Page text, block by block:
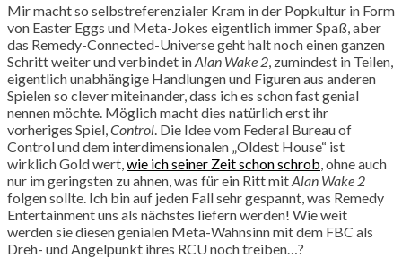
Mir macht so selbstreferenzialer Kram in der Popkultur in Form
von Easter Eggs und Meta-Jokes eigentlich immer Spaß, aber
das Remedy-Connected-Universe geht halt noch einen ganzen
Schritt weiter und verbindet inAlan Wake 2 , zumindest in Teilen,
eigentlich unabhängige Handlungen und Figuren aus anderen
Spielen so clever miteinander, dass ich es schon fast genial
nennen möchte. Möglich macht dies natürlich erst ihr
vorheriges Spiel, Control . Die Idee vom Federal Bureau of
Control und dem interdimensionalen „Oldest House“ ist
wirklich Gold wert, wie ich seiner Zeit schon schrob , ohne auch
nur im geringsten zu ahnen, was für ein Ritt mitAlan Wake 2
folgen sollte. Ich bin auf jeden Fall sehr gespannt, was Remedy
Entertainment uns als nächstes liefern werden! Wie weit
werden sie diesen genialen Meta-Wahnsinn mit dem FBC als
Dreh- und Angelpunkt ihres RCU noch treiben…?